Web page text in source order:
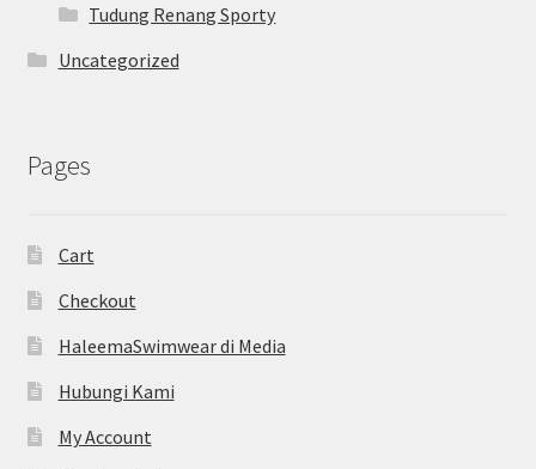
Tudung Renang Sporty
Uncategorized
Pages
Cart
Checkout
HaleemaSwimwear di Media
Hubungi Kami
My Account